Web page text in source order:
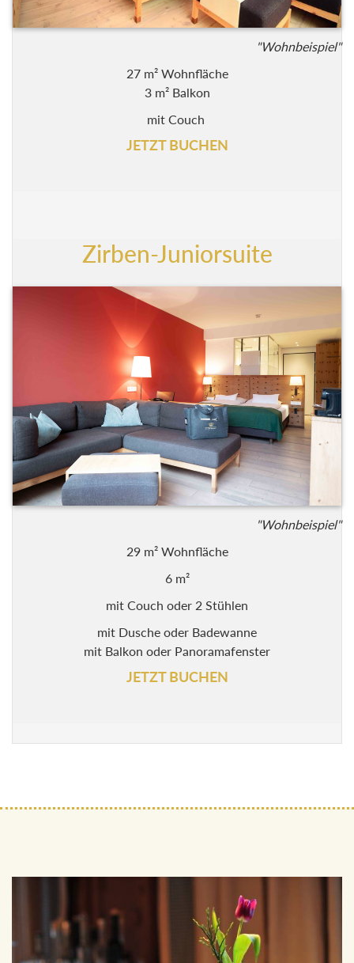
"Wohnbeispiel"
27 m² Wohnfläche
3 m² Balkon
mit Couch
JETZT BUCHEN
Zirben-Juniorsuite
"Wohnbeispiel"
29 m² Wohnfläche
6 m²
mit Couch oder 2 Stühlen
mit Dusche oder Badewanne
mit Balkon oder Panoramafenster
JETZT BUCHEN